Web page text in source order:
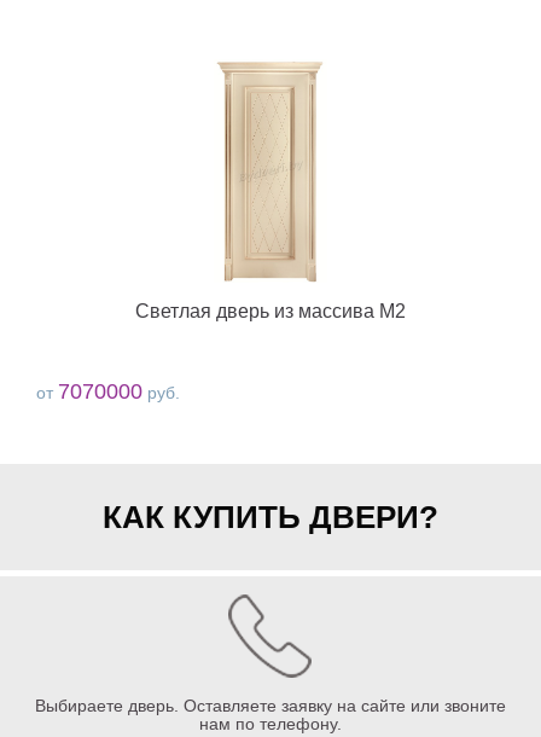
Светлая дверь из массива М2
от 7070000 руб.
КАК КУПИТЬ ДВЕРИ?
Выбираете дверь. Оставляете заявку на сайте или звоните
нам по телефону.